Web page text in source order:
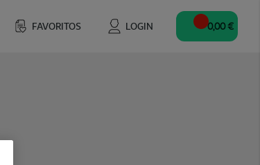
FAVORITOS LOGIN 0,00 €